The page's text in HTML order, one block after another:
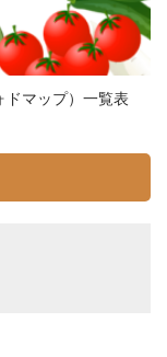
マップ）一覧表